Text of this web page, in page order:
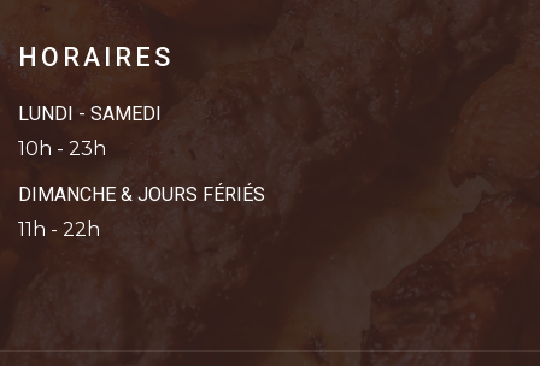
HORAIRES
LUNDI - SAMEDI
10h - 23h
DIMANCHE & JOURS FÉRIÉS
11h - 22h